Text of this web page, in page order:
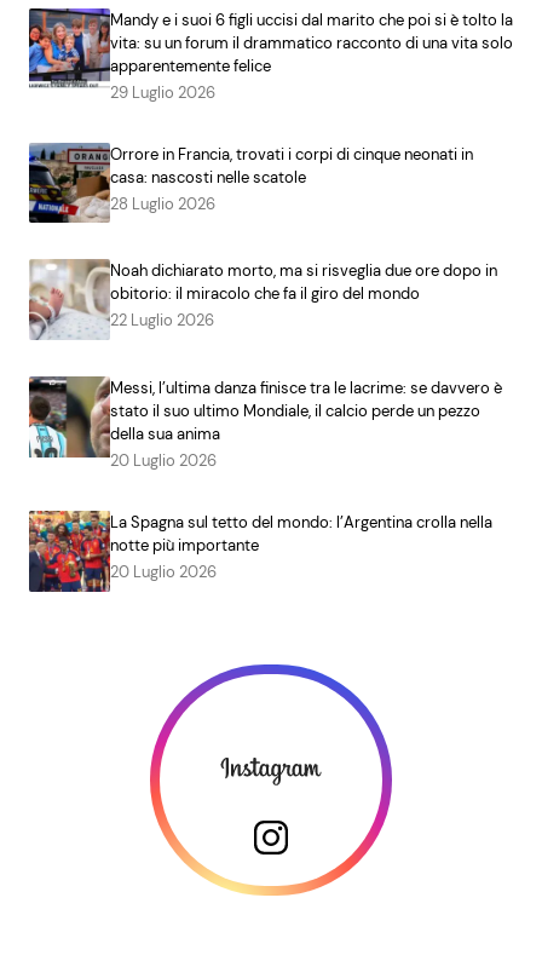
Mandy e i suoi 6 figli uccisi dal marito che poi si è tolto la
vita: su un forum il drammatico racconto di una vita solo
apparentemente felice
29 Luglio 2026
Orrore in Francia, trovati i corpi di cinque neonati in
casa: nascosti nelle scatole
28 Luglio 2026
Noah dichiarato morto, ma si risveglia due ore dopo in
obitorio: il miracolo che fa il giro del mondo
22 Luglio 2026
Messi, l’ultima danza finisce tra le lacrime: se davvero è
stato il suo ultimo Mondiale, il calcio perde un pezzo
della sua anima
20 Luglio 2026
La Spagna sul tetto del mondo: l’Argentina crolla nella
notte più importante
20 Luglio 2026